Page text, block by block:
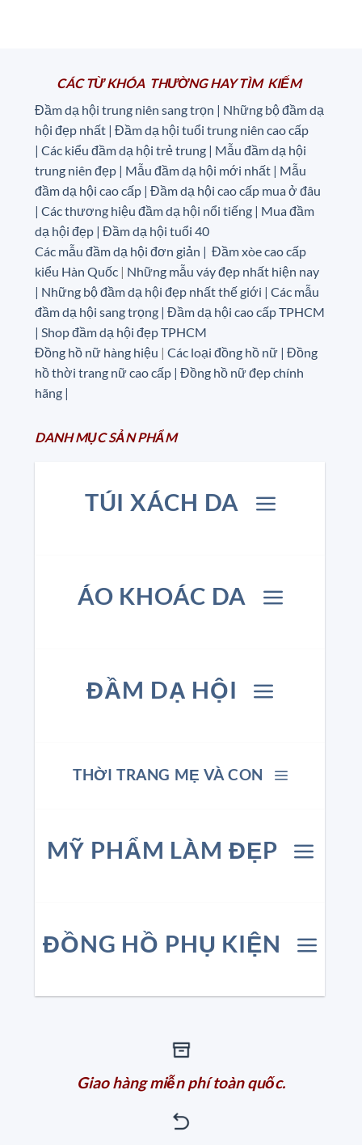
CÁC TỪ KHÓA THƯỜNG HAY TÌM KIẾM
Đầm dạ hội trung niên sang trọn | Những bộ đầm dạ
hội đẹp nhất | Đầm dạ hội tuổi trung niên cao cấp
| Các kiểu đầm dạ hội trẻ trung | Mẫu đầm dạ hội
trung niên đẹp | Mẫu đầm dạ hội mới nhất | Mẫu
đầm dạ hội cao cấp | Đầm dạ hội cao cấp mua ở đâu
| Các thương hiệu đầm dạ hội nổi tiếng | Mua đầm
dạ hội đẹp | Đầm dạ hội tuổi 40
Các mẫu đầm dạ hội đơn giản | Đầm xòe cao cấp
kiểu Hàn Quốc | Những mẫu váy đẹp nhất hiện nay
| Những bộ đầm dạ hội đẹp nhất thế giới | Các mẫu
đầm dạ hội sang trọng | Đầm dạ hội cao cấp TPHCM
| Shop đầm dạ hội đẹp TPHCM
Đồng hồ nữ hàng hiệu | Các loại đồng hồ nữ | Đồng
hồ thời trang nữ cao cấp | Đồng hồ nữ đẹp chính
hãng |
DANH MỤCSẢNPHẨM
TÚI XÁCH DA
ÁO KHOÁC DA
ĐẦM DẠ HỘI
THỜI TRANG MẸ VÀ CON
MỸ PHẨM LÀM ĐẸP
ĐỒNG HỒ PHỤ KIỆN
Giao hàng miễn phí toàn quốc.